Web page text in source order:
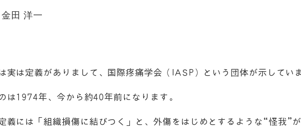
田 洋一
実は定義がありまして、国際疼痛学会（IASP）という団体が示してい
は1974年、今から約40年前になります。
義には「組織損傷に結びつく」と、外傷をはじめとするような“怪我”